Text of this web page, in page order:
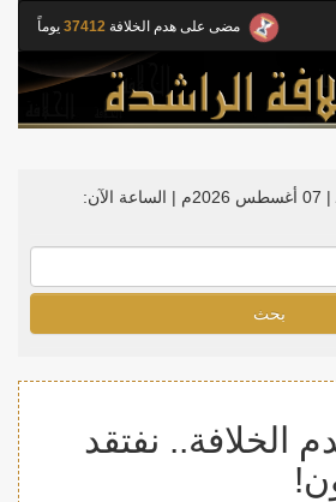
مضى على هدم الخلافة 37412 يوماً
الساعة الآن:
بحث
الخلافة.. نفتقد